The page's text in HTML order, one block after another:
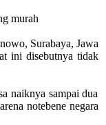
murah
Surabaya, Jawa
ini disebutnya tidak
naiknya sampai dua
notebene negara